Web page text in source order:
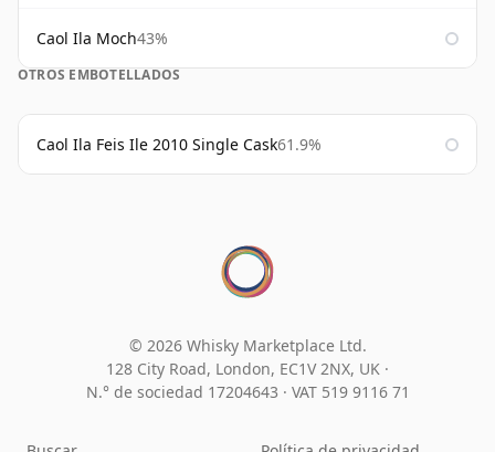
Caol Ila Moch43%
OTROS EMBOTELLADOS
Caol Ila Feis Ile 2010 Single Cask61.9%
© 2026 Whisky Marketplace Ltd.
128 City Road, London, EC1V 2NX, UK ·
N.° de sociedad 17204643 · VAT 519 9116 71